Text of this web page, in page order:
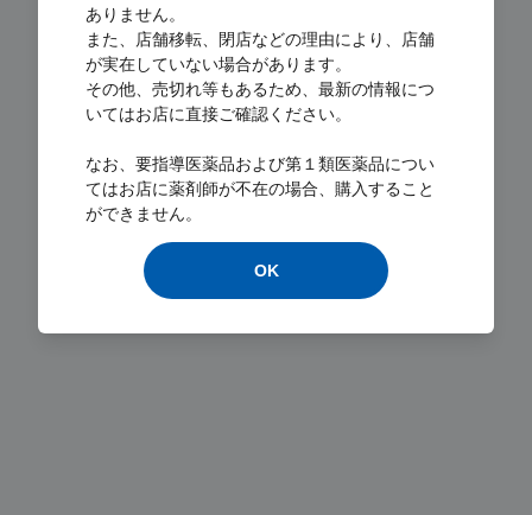
Loading...
ありません。
また、店舗移転、閉店などの理由により、店舗
が実在していない場合があります。
その他、売切れ等もあるため、最新の情報につ
いてはお店に直接ご確認ください。
なお、要指導医薬品および第１類医薬品につい
てはお店に薬剤師が不在の場合、購入すること
ができません。
OK